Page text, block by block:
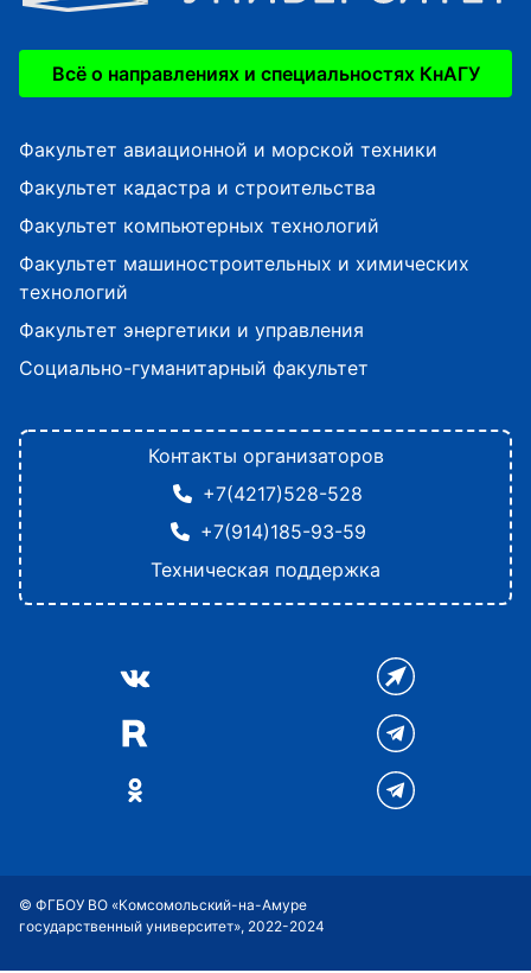
Всё о направлениях и специальностях КнАГУ
Факультет авиационной и морской техники
Факультет кадастра и строительства
Факультет компьютерных технологий
Факультет машиностроительных и химических
технологий
Факультет энергетики и управления
Социально-гуманитарный факультет
Контакты организаторов
+7(4217)528-528
+7(914)185-93-59
Техническая поддержка
© ФГБОУ ВО «Комсомольский-на-Амуре
государственный университет», 2022-2024